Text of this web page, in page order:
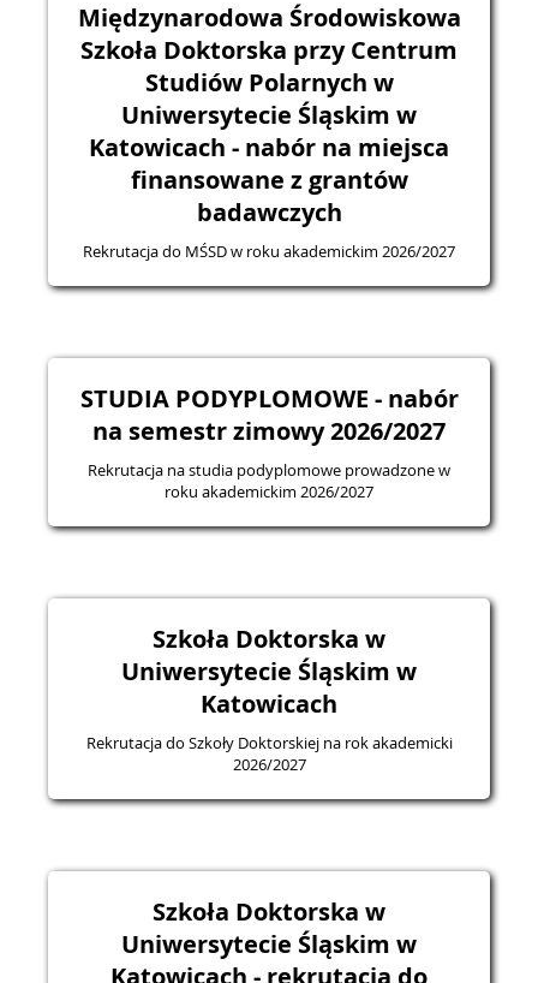
Międzynarodowa Środowiskowa
Szkoła Doktorska przy Centrum
Studiów Polarnych w
Uniwersytecie Śląskim w
Katowicach - nabór na miejsca
finansowane z grantów
badawczych
Rekrutacja do MŚSD w roku akademickim 2026/2027
STUDIA PODYPLOMOWE - nabór
na semestr zimowy 2026/2027
Rekrutacja na studia podyplomowe prowadzone w
roku akademickim 2026/2027
Szkoła Doktorska w
Uniwersytecie Śląskim w
Katowicach
Rekrutacja do Szkoły Doktorskiej na rok akademicki
2026/2027
Szkoła Doktorska w
Uniwersytecie Śląskim w
Katowicach - rekrutacja do